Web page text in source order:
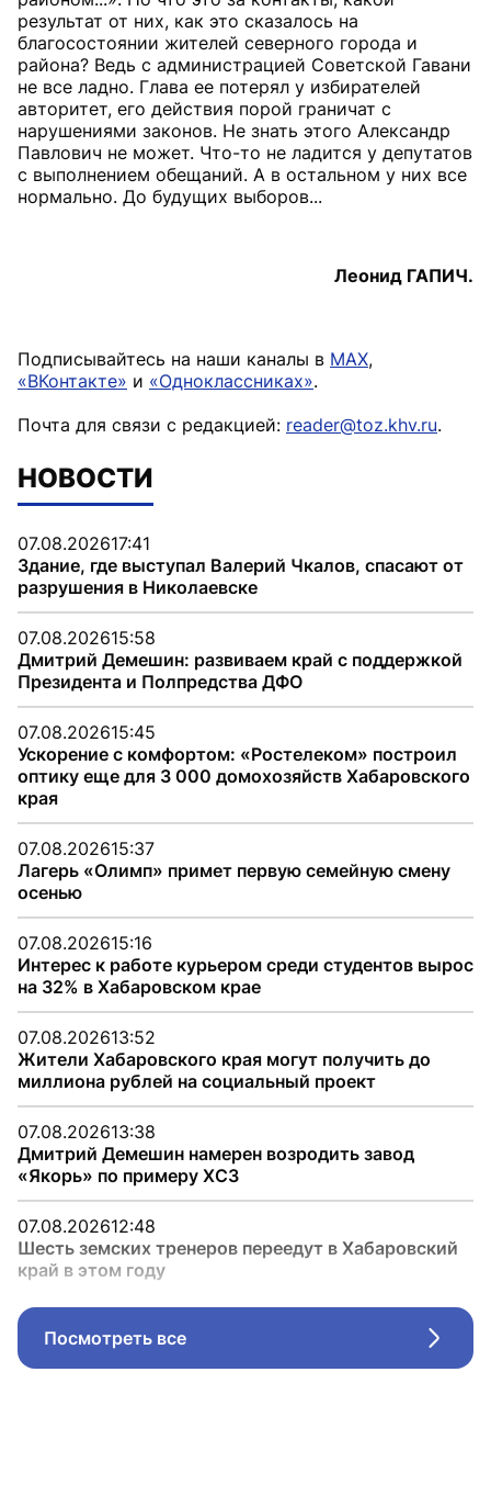
результат от них, как это сказалось на
благосостоянии жителей северного города и
района? Ведь с администрацией Советской Гавани
не все ладно. Глава ее потерял у избирателей
авторитет, его действия порой граничат с
нарушениями законов. Не знать этого Александр
Павлович не может. Что-то не ладится у депутатов
с выполнением обещаний. А в остальном у них все
нормально. До будущих выборов...
Леонид ГАПИЧ.
Подписывайтесь на наши каналы в MAX,
«ВКонтакте» и «Одноклассниках».
Почта для связи с редакцией: reader@toz.khv.ru.
НОВОСТИ
07.08.202617:41
Здание, где выступал Валерий Чкалов, спасают от
разрушения в Николаевске
07.08.202615:58
Дмитрий Демешин: развиваем край с поддержкой
Президента и Полпредства ДФО
07.08.202615:45
Ускорение с комфортом: «Ростелеком» построил
оптику еще для 3 000 домохозяйств Хабаровского
края
07.08.202615:37
Лагерь «Олимп» примет первую семейную смену
осенью
07.08.202615:16
Интерес к работе курьером среди студентов вырос
на 32% в Хабаровском крае
07.08.202613:52
Жители Хабаровского края могут получить до
миллиона рублей на социальный проект
07.08.202613:38
Дмитрий Демешин намерен возродить завод
«Якорь» по примеру ХСЗ
07.08.202612:48
Шесть земских тренеров переедут в Хабаровский
край в этом году
Посмотреть все